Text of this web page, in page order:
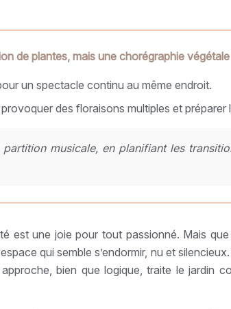
de plantes, mais une chorégraphie
un spectacle continu au même endroit.
des floraisons multiples et préparer
musicale, en planifiant les
est une joie pour tout passionné. Mais
qui semble s’endormir, nu et
bien que logique, traite le